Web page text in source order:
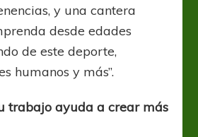
y una cantera
desde edades
de este deporte,
humanos y más”.
trabajo ayuda a crear más